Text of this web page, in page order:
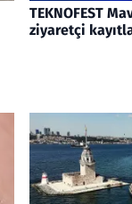
TEKNOFEST
ziyaretçi